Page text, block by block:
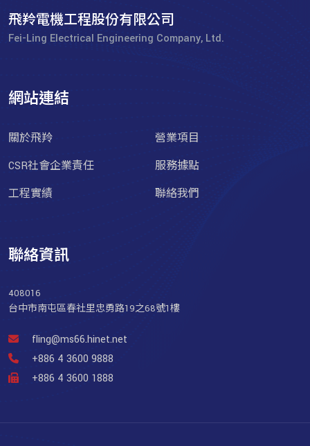
飛羚電機工程股份有限公司
Fei-Ling Electrical Engineering Company, Ltd.
網站連結
關於飛羚
營業項目
CSR社會企業責任
服務據點
工程實績
聯絡我們
聯絡資訊
408016
台中市南屯區春社里忠勇路19之68號1樓
fling@ms66.hinet.net
+886 4 3600 9888
+886 4 3600 1888